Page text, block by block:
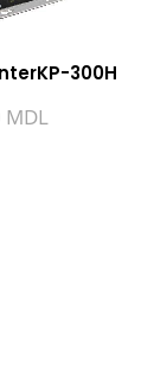
300H
MDL